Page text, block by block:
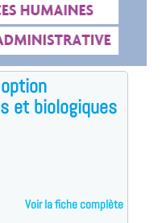
et biologiques
Voir la fiche complète